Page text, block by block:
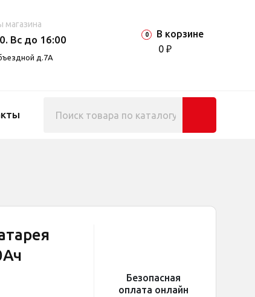
магазина
Вс до 16:00
д.7А
В корзине
0
0 ₽
Безопасная
оплата онлайн